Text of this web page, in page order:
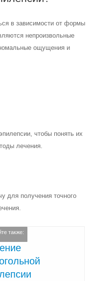
в зависимости от формы
непроизвольные
ощущения и
чтобы понять их
лечения.
для получения точного
также: